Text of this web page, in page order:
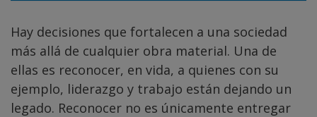
Hay decisiones que fortalecen a una sociedad
más allá de cualquier obra material. Una de
ellas es reconocer, en vida, a quienes con su
ejemplo, liderazgo y trabajo están dejando un
legado. Reconocer no es únicamente entregar